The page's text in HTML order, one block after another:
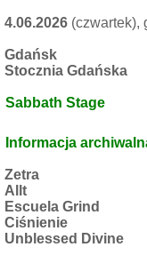
4.06.2026(czwartek),
Gdańsk
Stocznia Gdańska
Sabbath Stage
Informacja
Zetra
Allt
Escuela Grind
Ciśnienie
Unblessed Divine